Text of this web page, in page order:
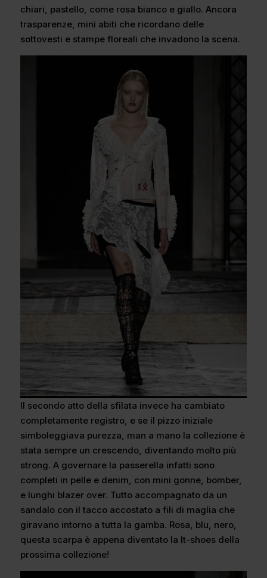
chiari, pastello, come rosa bianco e giallo. Ancora
trasparenze, mini abiti che ricordano delle
sottovesti e stampe floreali che invadono la scena.
Il secondo atto della sfilata invece ha cambiato
completamente registro, e se il pizzo iniziale
simboleggiava purezza, man a mano la collezione è
stata sempre un crescendo, diventando molto più
strong. A governare la passerella infatti sono
completi in pelle e denim, con mini gonne, bomber,
e lunghi blazer over. Tutto accompagnato da un
sandalo con il tacco accostato a fili di maglia che
giravano intorno a tutta la gamba. Rosa, blu, nero,
questa scarpa è appena diventato la It-shoes della
prossima collezione!